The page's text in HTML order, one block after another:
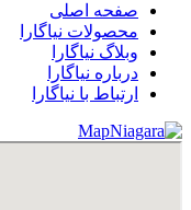
صفحه اصلی
محصولات نیاگارا
وبلاگ نیاگارا
درباره نیاگارا
ارتباط با نیاگارا